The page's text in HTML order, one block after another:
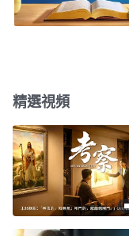
精選視頻